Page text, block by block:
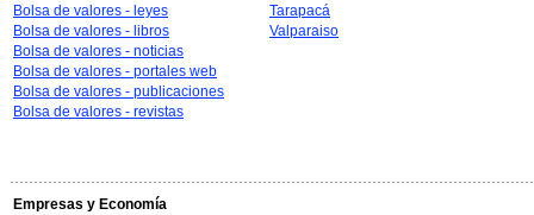
Bolsa de valores - leyes
Bolsa de valores - libros
Bolsa de valores - noticias
Bolsa de valores - portales web
Bolsa de valores - publicaciones
Bolsa de valores - revistas
Tarapacá
Valparaiso
Empresas y Economía